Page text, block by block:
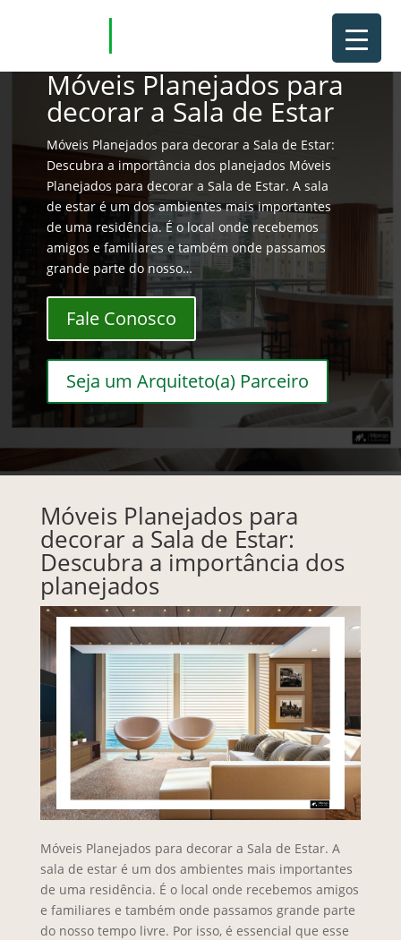
Móveis Planejados para
decorar a Sala de Estar
Móveis Planejados para decorar a Sala de Estar:
Descubra a importância dos planejados Móveis
Planejados para decorar a Sala de Estar. A sala
de estar é um dos ambientes mais importantes
de uma residência. É o local onde recebemos
amigos e familiares e também onde passamos
grande parte do nosso…
Fale Conosco
Seja um Arquiteto(a) Parceiro
Móveis Planejados para
decorar a Sala de Estar:
Descubra a importância dos
planejados
Móveis Planejados para decorar a Sala de Estar. A
sala de estar é um dos ambientes mais importantes
de uma residência. É o local onde recebemos amigos
e familiares e também onde passamos grande parte
do nosso tempo livre. Por isso, é essencial que esse